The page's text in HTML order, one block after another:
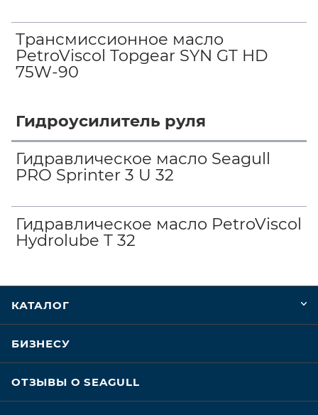
Трансмиссионное масло
PetroViscol Topgear SYN GT HD
75W-90
Гидроусилитель руля
Гидравлическое масло Seagull
PRO Sprinter 3 U 32
Гидравлическое масло PetroViscol
Hydrolube T 32
КАТАЛОГ
БИЗНЕСУ
ОТЗЫВЫ О SEAGULL